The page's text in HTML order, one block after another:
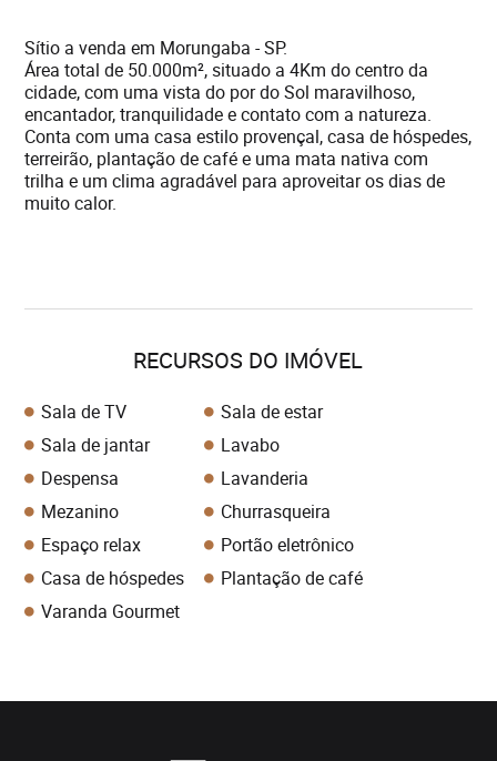
Sítio a venda em Morungaba - SP.
Área total de 50.000m², situado a 4Km do centro da
cidade, com uma vista do por do Sol maravilhoso,
encantador, tranquilidade e contato com a natureza.
Conta com uma casa estilo provençal, casa de hóspedes,
terreirão, plantação de café e uma mata nativa com
trilha e um clima agradável para aproveitar os dias de
muito calor.
RECURSOS DO IMÓVEL
Sala de TV
Sala de estar
Sala de jantar
Lavabo
Despensa
Lavanderia
Mezanino
Churrasqueira
Espaço relax
Portão eletrônico
Casa de hóspedes
Plantação de café
Varanda Gourmet